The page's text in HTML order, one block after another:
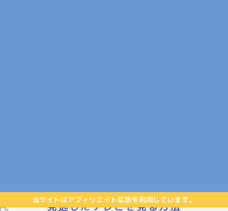
当サイトはアフィリエイト広告を利用しています。
見逃したテレビを見る方法